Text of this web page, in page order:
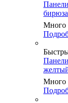
Много
Много